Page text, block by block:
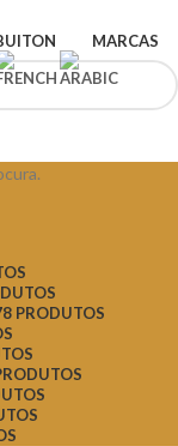
MARCAS
PRODUTOS